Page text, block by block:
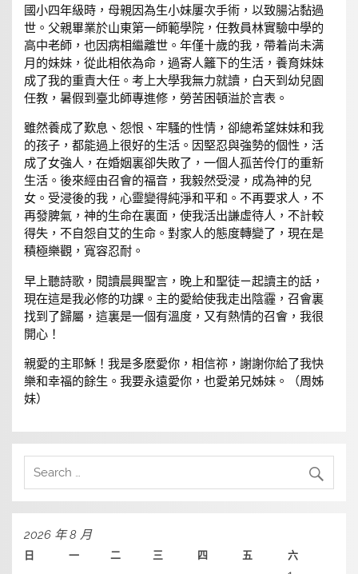
國小四年級時，母親因為生小妹屢次手術，以致腸沾黏過
世。父親畢業於山東第一師範學院，任教員林實驗中學的
高中老師，也因病相繼離世。年僅十歲的我，帶着尚未满
月的妹妹，從此相依為命，過寄人籬下的生活，養育妹妹
成了我的重責大任。考上大學我無力就讀，白天到幼兒園
任教，暑假到臺北師專進修，勞苦困頓溢於言表。
雖然養成了歎息、怨恨、牢騷的性情，卻總希望妹妹和我
的孩子，都能過上很好的生活。因堅忍與強勢的個性，活
成了女強人，在婚姻裏卻失敗了，一個人孤苦伶仃的重新
生活。後來經由召會的福音，我毅然受浸，成為神的兒
女。受浸後的我，心靈變得純淨和平和。不再要求人，不
再發脾氣，神的生命在裏面，使我活出謙虛待人，不計較
得失，不自怨自艾的生命。對家人的態度轉變了，現在是
積極樂觀，寬容忍耐。
早上聽詩歌，閱讀晨興聖言，晚上和聖徒ㄧ起讀主的話，
現在這是我必修的功課。主的愛給使我走出陰霾，召會裏
找到了歸屬，這裏是一個有溫度，又有熱情的召會，我很
開心！
親愛的主耶穌！我是多麽愛你，相信祢，謝謝你給了我快
樂和幸福的餘生。我要永遠愛你，也愛弟兄姊妹。（周姊
妹）
2026 年 8 月
日 一 二 三 四 五 六